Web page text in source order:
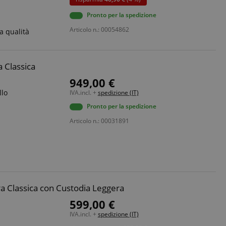
qualità
Pronto per la spedizione
Articolo n.: 00054862
Classica
949,00 €
IVA.incl. + spedizione (IT)
Pronto per la spedizione
Articolo n.: 00031891
Classica con Custodia Leggera
599,00 €
IVA.incl. + spedizione (IT)
dal servizio
per la gestione